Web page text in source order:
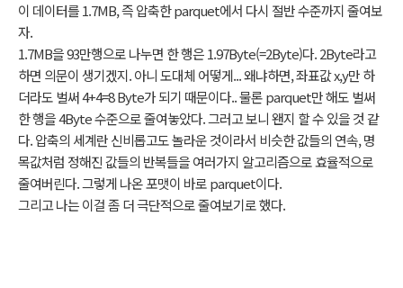
이 데이터를 1.7MB, 즉 압축한 parquet에서 다시 절반 수준까지 줄여보
자.
1.7MB을 93만행으로 나누면 한 행은 1.97Byte(=2Byte)다. 2Byte라고
하면 의문이 생기겠지. 아니 도대체 어떻게... 왜냐하면, 좌표값 x,y만 하
더라도 벌써 4+4=8 Byte가 되기 때문이다.. 물론 parquet만 해도 벌써
한 행을 4Byte 수준으로 줄여놓았다. 그러고 보니 왠지 할 수 있을 것 같
다. 압축의 세계란 신비롭고도 놀라운 것이라서 비슷한 값들의 연속, 명
목값처럼 정해진 값들의 반복들을 여러가지 알고리즘으로 효율적으로
줄여버린다. 그렇게 나온 포맷이 바로 parquet이다.
그리고 나는 이걸 좀 더 극단적으로 줄여보기로 했다.